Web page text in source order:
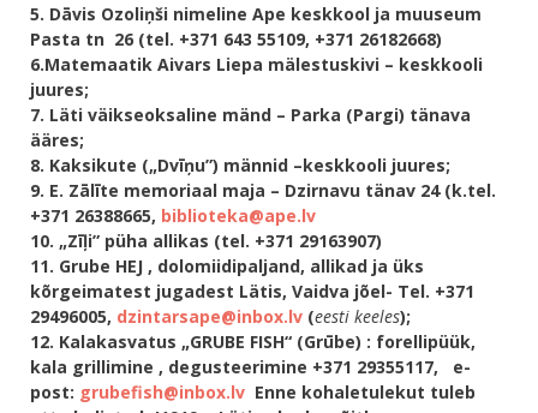
5. Dāvis Ozoliņši nimeline Ape keskkool ja muuseum
Pasta tn 26 (tel. +371 643 55109, +371 26182668)
6.Matemaatik Aivars Liepa mälestuskivi – keskkooli
juures;
7. Läti väikseoksaline mänd – Parka (Pargi) tänava
ääres;
8. Kaksikute („Dvīņu”) männid –keskkooli juures;
9. E. Zālīte memoriaal maja – Dzirnavu tänav 24 (k.tel.
+371 26388665, biblioteka@ape.lv
10. „Zīļi” püha allikas (tel. +371 29163907)
11. Grube HEJ , dolomiidipaljand, allikad ja üks
kõrgeimatest jugadest Lätis, Vaidva jõel- Tel. +371
29496005, dzintarsape@inbox.lv (eesti keeles);
12. Kalakasvatus „GRUBE FISH“ (Grūbe) : forellipüük,
kala grillimine , degusteerimine +371 29355117, e-
post: grubefish@inbox.lv Enne kohaletulekut tuleb